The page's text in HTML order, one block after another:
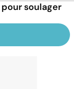
soulager